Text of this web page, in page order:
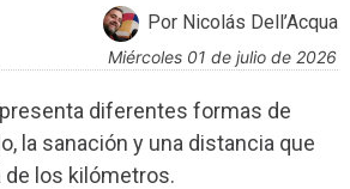
Por Nicolás Dell’Acqua
miércoles 01 de julio de 2026
diferentes formas de
la sanación y una distancia que
de los kilómetros.